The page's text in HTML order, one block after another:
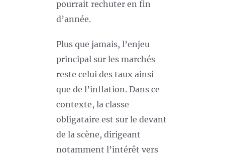
pourrait rechuter en fin
d’année.
Plus que jamais, l’enjeu
principal sur les marchés
reste celui des taux ainsi
que de l’inflation. Dans ce
contexte, la classe
obligataire est sur le devant
de la scène, dirigeant
notamment l’intérêt vers